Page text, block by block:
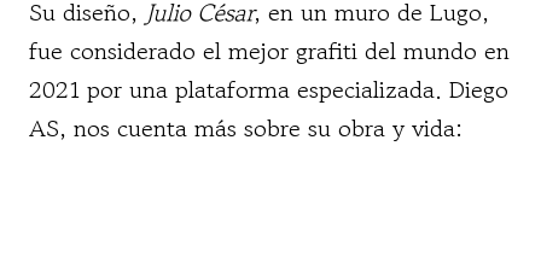
Su diseño, Julio César, en un muro de Lugo,
fue considerado el mejor grafiti del mundo en
2021 por una plataforma especializada. Diego
AS, nos cuenta más sobre su obra y vida: